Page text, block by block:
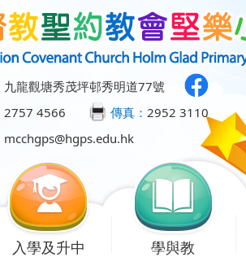
九龍觀塘秀茂坪邨秀明道77號
2757 4566 傳真： 2952 3110
mcchgps@hgps.edu.hk
入學及升中 學與教